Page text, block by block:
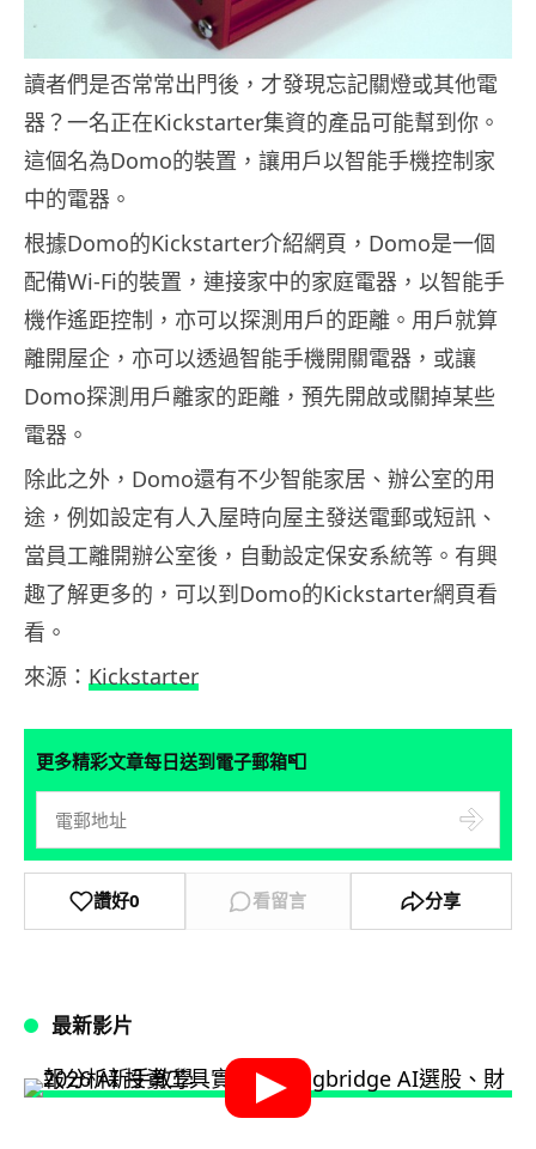
讀者們是否常常出門後，才發現忘記關燈或其他電
器？一名正在Kickstarter集資的產品可能幫到你。
這個名為Domo的裝置，讓用戶以智能手機控制家
中的電器。
根據Domo的Kickstarter介紹網頁，Domo是一個
配備Wi-Fi的裝置，連接家中的家庭電器，以智能手
機作遙距控制，亦可以探測用戶的距離。用戶就算
離開屋企，亦可以透過智能手機開關電器，或讓
Domo探測用戶離家的距離，預先開啟或關掉某些
電器。
除此之外，Domo還有不少智能家居、辦公室的用
途，例如設定有人入屋時向屋主發送電郵或短訊、
當員工離開辦公室後，自動設定保安系統等。有興
趣了解更多的，可以到Domo的Kickstarter網頁看
看。
來源： Kickstarter
更多精彩文章每日送到電子郵箱📮
讚好0 看留言 分享
最新影片